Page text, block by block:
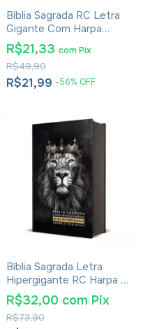
Bíblia Sagrada RC Letra
Gigante Com Harpa
Avivada E Corinhos Capa
Dura Circulo Flores
R$21,99 -56% OFF
R$49,90
R$21,33 com Pix
Bíblia Sagrada Letra
Hipergigante RC Harpa E
Corinhos Média Capa
Dura Leão Rei Dos Reis
R$73,90
R$32,00 com Pix